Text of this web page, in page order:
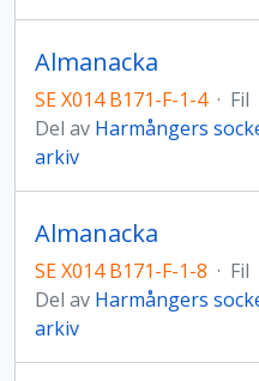
Almanacka
SE X014 B171-F-1-4 · Fil
Del av Harmångers
arkiv
Almanacka
SE X014 B171-F-1-8 · Fil
Del av Harmångers
arkiv